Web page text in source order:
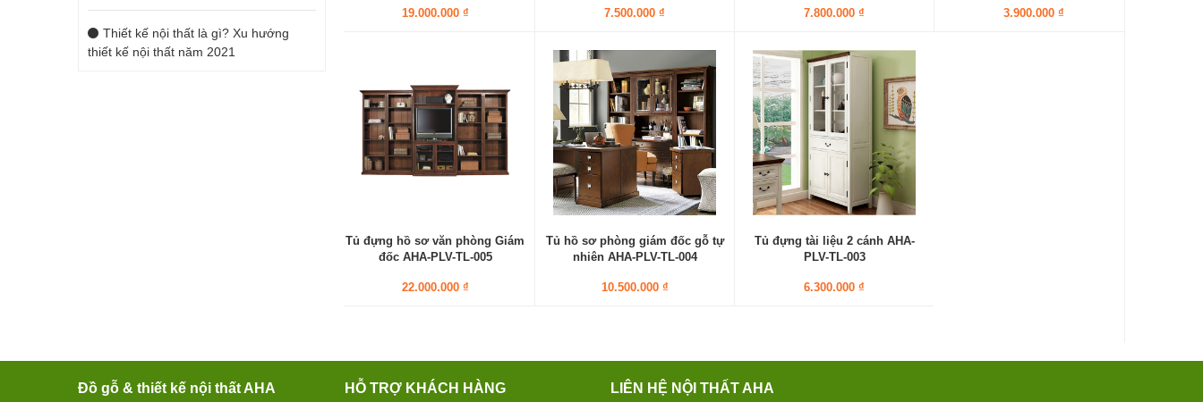
19.000.000 ₫ 7.500.000 ₫ 7.800.000 ₫ 3.900.000 ₫
Tủ đựng hồ sơ văn phòng Giám
đốc AHA-PLV-TL-005
22.000.000 ₫
Tủ hồ sơ phòng giám đốc gỗ tự
nhiên AHA-PLV-TL-004
10.500.000 ₫
Tủ đựng tài liệu 2 cánh AHA-
PLV-TL-003
6.300.000 ₫
Thiết kế nội thất là gì? Xu hướng
thiết kế nội thất năm 2021
Đồ gỗ & thiết kế nội thất AHA HỖ TRỢ KHÁCH HÀNG LIÊN HỆ NỘI THẤT AHA